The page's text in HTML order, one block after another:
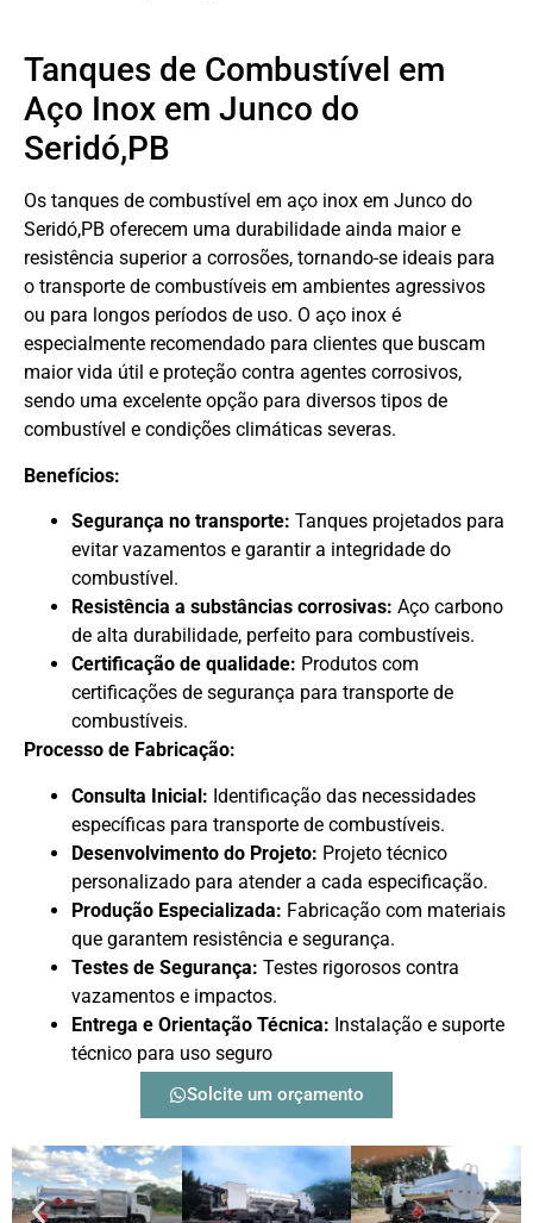
Tanques de Combustível em
Aço Inox em Junco do
Seridó,PB
Os tanques de combustível em aço inox em Junco do
Seridó,PB oferecem uma durabilidade ainda maior e
resistência superior a corrosões, tornando-se ideais para
o transporte de combustíveis em ambientes agressivos
ou para longos períodos de uso. O aço inox é
especialmente recomendado para clientes que buscam
maior vida útil e proteção contra agentes corrosivos,
sendo uma excelente opção para diversos tipos de
combustível e condições climáticas severas.
Benefícios:
Segurança no transporte: Tanques projetados para
evitar vazamentos e garantir a integridade do
combustível.
Resistência a substâncias corrosivas: Aço carbono
de alta durabilidade, perfeito para combustíveis.
Certificação de qualidade: Produtos com
certificações de segurança para transporte de
combustíveis.
Processo de Fabricação:
Consulta Inicial: Identificação das necessidades
específicas para transporte de combustíveis.
Desenvolvimento do Projeto: Projeto técnico
personalizado para atender a cada especificação.
Produção Especializada: Fabricação com materiais
que garantem resistência e segurança.
Testes de Segurança: Testes rigorosos contra
vazamentos e impactos.
Entrega e Orientação Técnica: Instalação e suporte
técnico para uso seguro
Solcite um orçamento